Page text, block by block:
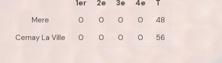
1er 2e 3e 4e
T
Mere
0 0 0 0
48
Cernay La Ville
0 0 0 0 56